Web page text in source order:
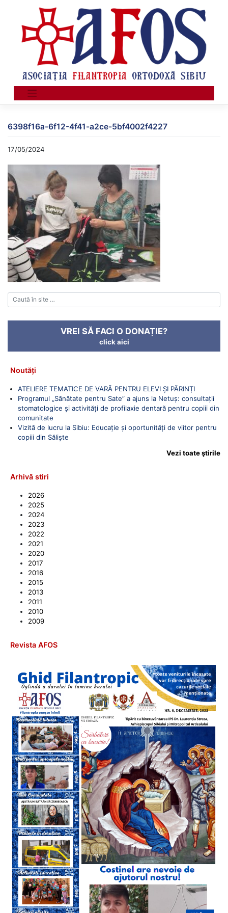
content
6398f16a-6f12-4f41-a2ce-5bf4002f4227
17/05/2024
VREI SĂ FACI O DONAȚIE?
click aici
Noutăți
ATELIERE TEMATICE DE VARĂ PENTRU ELEVI ȘI PĂRINȚI
Programul „Sănătate pentru Sate” a ajuns la Netuș: consultații
stomatologice și activități de profilaxie dentară pentru copiii din
comunitate
Vizită de lucru la Sibiu: Educație și oportunități de viitor pentru
copiii din Săliște
Vezi toate ştirile
Arhivă stiri
2026
2025
2024
2023
2022
2021
2020
2017
2016
2015
2013
2011
2010
2009
Revista AFOS